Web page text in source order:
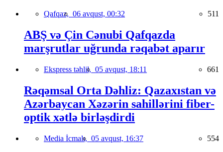
Qafqaz, 06 avqust, 00:32 511
ABŞ və Çin Cənubi Qafqazda
marşrutlar uğrunda rəqabət aparır
Ekspress təhlil, 05 avqust, 18:11 661
Rəqəmsal Orta Dəhliz: Qazaxıstan və
Azərbaycan Xəzərin sahillərini fiber-
optik xətlə birləşdirdi
Media İcmalı, 05 avqust, 16:37 554